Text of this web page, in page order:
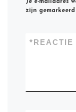
Je e-mailadres
zijn
REACTIE
*